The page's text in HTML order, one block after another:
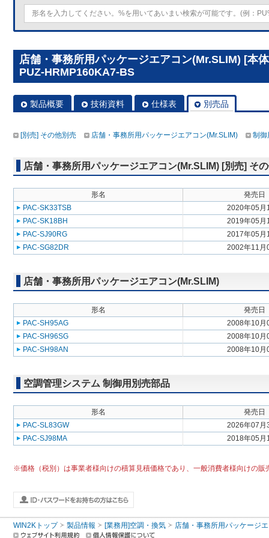
店舗・事務所用パッケージエアコン(Mr.SLIM) [本
PUZ-HRMP160KA7-BS
製品概要 技術資料 仕様表 別売品
[別売] その他別売 店舗・事務所用パッケージエアコン(Mr.SLIM) 制御
店舗・事務所用パッケージエアコン(Mr.SLIM) [別売] そ
形名
発売日
PAC-SK33TSB
2020年05月
PAC-SK18BH
2019年05月
PAC-SJ90RG
2017年05月
PAC-SG82DR
2002年11月
店舗・事務所用パッケージエアコン(Mr.SLIM)
形名
発売日
PAC-SH95AG
2008年10月
PAC-SH96SG
2008年10月
PAC-SH98AN
2008年10月
空調管理システム 制御用別売部品
形名
発売日
PAC-SL83GW
2026年07月
PAC-SJ98MA
2018年05月
※価格（税別）は事業者様向けの積算見積価格であり、一般消費者様向けの販
WIN2Kトップ 製品情報 [業務用]空調・換気 店舗・事務所用パッケージ